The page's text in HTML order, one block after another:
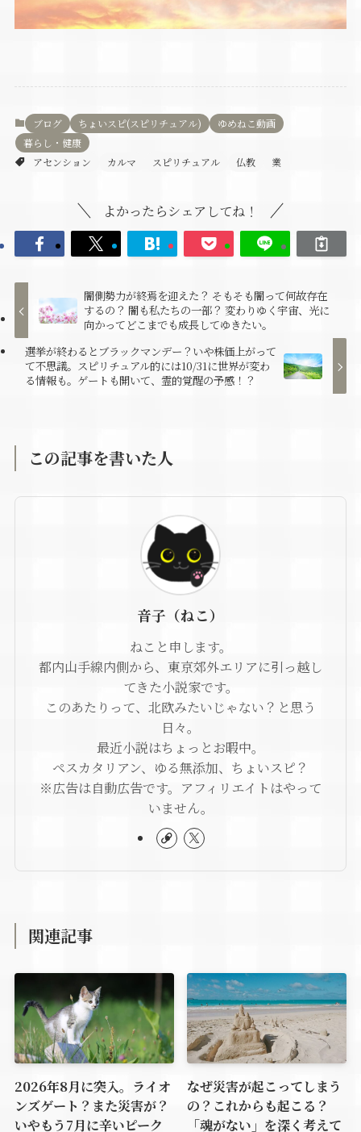
ブログ ちょいスピ(スピリチュアル)
ゆめねこ動画
暮らし・健康
アセンション
カルマ スピリチュアル 仏教 業
よかったらシェアしてね！
闇側勢力が終焉を迎えた？ そもそも闇って何故存在
するの？ 闇も私たちの一部？ 変わりゆく宇宙、光に
向かってどこまでも成長してゆきたい。
選挙が終わるとブラックマンデー？いや株価上がって
て不思議。スピリチュアル的には10/31に世界が変わ
る情報も。ゲートも開いて、霊的覚醒の予感！？
この記事を書いた人
音子（ねこ）
ねこと申します。
都内山手線内側から、東京郊外エリアに引っ越し
てきた小説家です。
このあたりって、北欧みたいじゃない？と思う
日々。
最近小説はちょっとお暇中。
ペスカタリアン、ゆる無添加、ちょいスピ？
※広告は自動広告です。アフィリエイトはやって
いません。
関連記事
2026年8月に突入。ライオ
ンズゲート？また災害が？
いやもう7月に辛いピーク
なぜ災害が起こってしまう
の？これからも起こる？
「魂がない」を深く考えて